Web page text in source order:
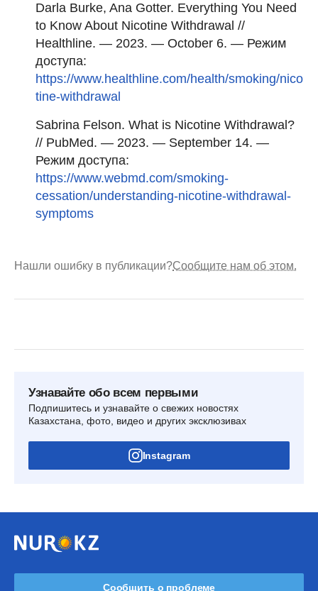
Darla Burke, Ana Gotter. Everything You Need
to Know About Nicotine Withdrawal //
Healthline. — 2023. — October 6. — Режим
доступа:
https://www.healthline.com/health/smoking/nico
tine-withdrawal
Sabrina Felson. What is Nicotine Withdrawal?
// PubMed. — 2023. — September 14. —
Режим доступа:
https://www.webmd.com/smoking-
cessation/understanding-nicotine-withdrawal-
symptoms
Нашли ошибку в публикации?Сообщите нам об этом.
Узнавайте обо всем первыми
Подпишитесь и узнавайте о свежих новостях
Казахстана, фото, видео и других эксклюзивах
Instagram
Сообщить о проблеме